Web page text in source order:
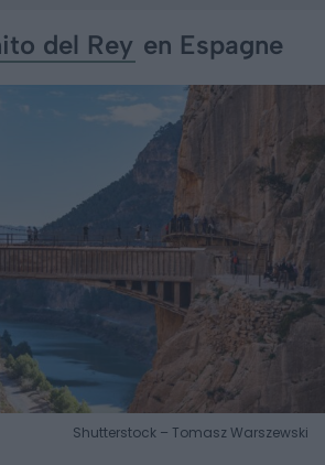
del Rey en Espagne
Shutterstock – Tomasz Warszewski